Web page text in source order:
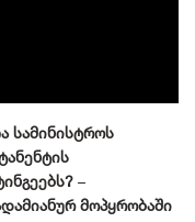
სამინისტროს
–
მოპყრობაში